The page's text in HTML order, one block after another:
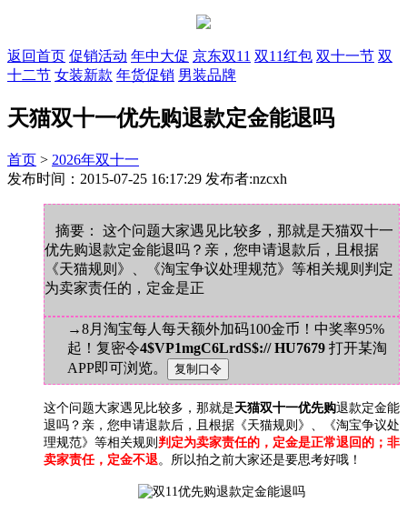
返回首页 促销活动 年中大促 京东双11 双11红包 双十一节 双
十二节 女装新款 年货促销 男装品牌
天猫双十一优先购退款定金能退吗
首页 > 2026年双十一
发布时间：2015-07-25 16:17:29 发布者:nzcxh
摘要： 这个问题大家遇见比较多，那就是天猫双十一
优先购退款定金能退吗？亲，您申请退款后，且根据
《天猫规则》、《淘宝争议处理规范》等相关规则判定
为卖家责任的，定金是正
→8月淘宝每人每天额外加码100金币！中奖率95%
起！复密令4$VP1mgC6LrdS$:// HU7679 打开某淘
APP即可浏览。
这个问题大家遇见比较多，那就是天猫双十一优先购退款定金能
退吗？亲，您申请退款后，且根据《天猫规则》、《淘宝争议处
理规范》等相关规则 判定为卖家责任的，定金是正常退回的；非
卖家责任，定金不退 。所以拍之前大家还是要思考好哦！